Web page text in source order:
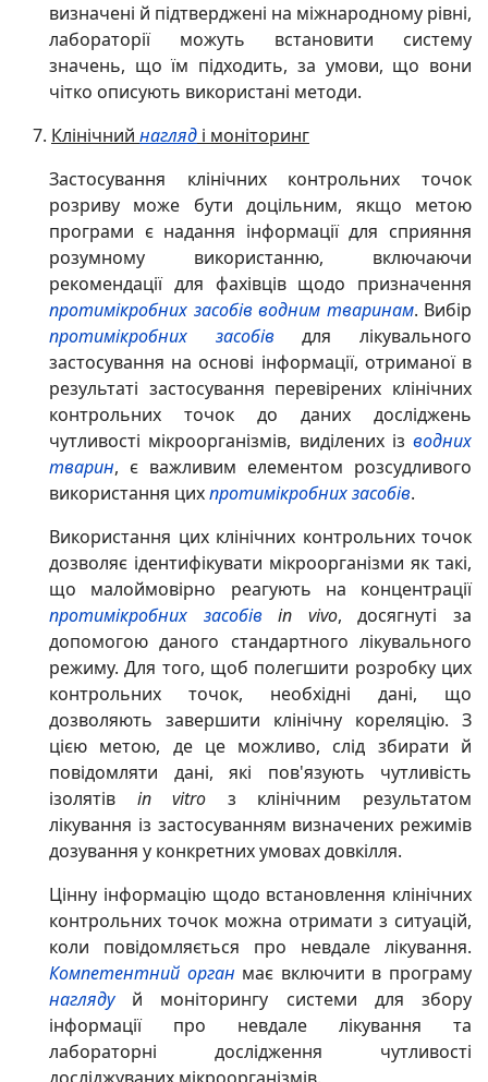
визначені й підтверджені на міжнародному рівні,
лабораторії можуть встановити систему
значень, що їм підходить, за умови, що вони
чітко описують використані методи.
Клінічний нагляд і моніторинг
Застосування клінічних контрольних точок
розриву може бути доцільним, якщо метою
програми є надання інформації для сприяння
розумному використанню, включаючи
рекомендації для фахівців щодо призначення
протимікробних засобів водним тваринам. Вибір
протимікробних засобівдля лікувального
застосування на основі інформації, отриманої в
результаті застосування перевірених клінічних
контрольних точок до даних досліджень
чутливості мікроорганізмів, виділених із водних
тварин, є важливим елементом розсудливого
використання цихпротимікробних засобів.
Використання цих клінічних контрольних точок
дозволяє ідентифікувати мікроорганізми як такі,
що малоймовірно реагують на концентрації
протимікробних засобів
in vivo, досягнуті за
допомогою даного стандартного лікувального
режиму. Для того, щоб полегшити розробку цих
контрольних точок, необхідні дані, що
дозволяють завершити клінічну кореляцію. З
цією метою, де це можливо, слід збирати й
повідомляти дані, які пов'язують чутливість
ізолятів in vitro з клінічним результатом
лікування із застосуванням визначених режимів
дозування у конкретних умовах довкілля.
Цінну інформацію щодо встановлення клінічних
контрольних точок можна отримати з ситуацій,
коли повідомляється про невдале лікування.
Компетентний орган має включити в програму
наглядуй моніторингу системи для збору
інформації про невдале лікування та
лабораторні дослідження чутливості